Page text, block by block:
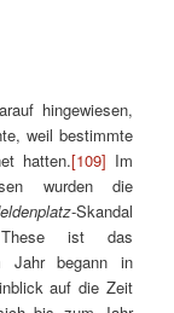
hingewiesen,
weil bestimmte
hatten.[109] Im
wurden die
-Skandal
These ist das
Jahr begann in
auf die Zeit